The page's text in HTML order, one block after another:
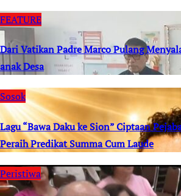
FEATURE
Dari Vatikan Padre Marco Pulang
anak Desa
Sosok
Lagu “Bawa Daku ke Sion” Ciptaan
Peraih Predikat Summa Cum Laude
Peristiwa